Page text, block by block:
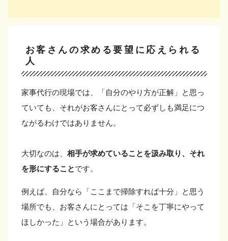
お客さんの求める要望に応えられる
人
家事代行の現場では、「自分のやり方が正解」と思っ
ていても、それがお客さんにとって必ずしも満足につ
ながるわけではありません。
大切なのは、 相手が求めていることを汲み取り、それ
を形にすることです。
例えば、自分なら「ここまで掃除すれば十分」と思う
場所でも、お客さんにとっては「そこを丁寧にやって
ほしかった」という場合があります。